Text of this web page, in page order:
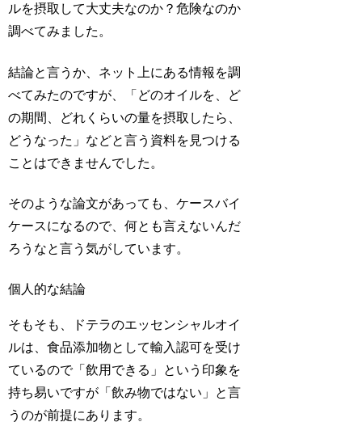
ルを摂取して大丈夫なのか？危険なのか
調べてみました。
結論と言うか、ネット上にある情報を調
べてみたのですが、「どのオイルを、ど
の期間、どれくらいの量を摂取したら、
どうなった」などと言う資料を見つける
ことはできませんでした。
そのような論文があっても、ケースバイ
ケースになるので、何とも言えないんだ
ろうなと言う気がしています。
個人的な結論
そもそも、ドテラのエッセンシャルオイ
ルは、食品添加物として輸入認可を受け
ているので「飲用できる」という印象を
持ち易いですが「飲み物ではない」と言
うのが前提にあります。